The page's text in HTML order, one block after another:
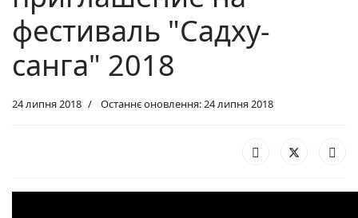
фестиваль "Садху-
санга" 2018
24 липня 2018 Останнє оновлення: 24 липня 2018